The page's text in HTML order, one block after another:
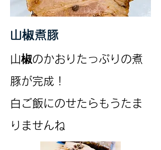
​山椒煮豚
山椒のかおりたっぷりの煮
豚が完成！
​白ご飯にのせたらもうたま
りませんね